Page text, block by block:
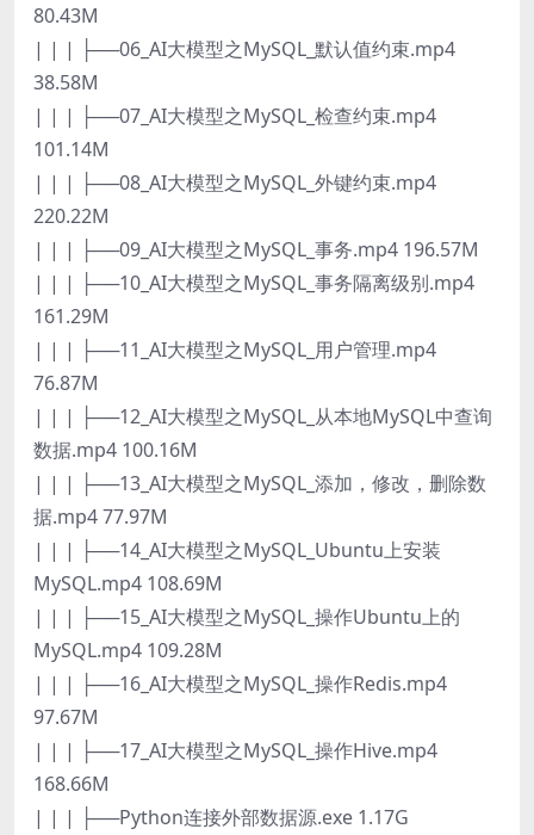
80.43M
| | | ├──06_AI大模型之MySQL_默认值约束.mp4
38.58M
| | | ├──07_AI大模型之MySQL_检查约束.mp4
101.14M
| | | ├──08_AI大模型之MySQL_外键约束.mp4
220.22M
| | | ├──09_AI大模型之MySQL_事务.mp4 196.57M
| | | ├──10_AI大模型之MySQL_事务隔离级别.mp4
161.29M
| | | ├──11_AI大模型之MySQL_用户管理.mp4
76.87M
| | | ├──12_AI大模型之MySQL_从本地MySQL中查询
数据.mp4 100.16M
| | | ├──13_AI大模型之MySQL_添加，修改，删除数
据.mp4 77.97M
| | | ├──14_AI大模型之MySQL_Ubuntu上安装
MySQL.mp4 108.69M
| | | ├──15_AI大模型之MySQL_操作Ubuntu上的
MySQL.mp4 109.28M
| | | ├──16_AI大模型之MySQL_操作Redis.mp4
97.67M
| | | ├──17_AI大模型之MySQL_操作Hive.mp4
168.66M
| | | ├──Python连接外部数据源.exe 1.17G